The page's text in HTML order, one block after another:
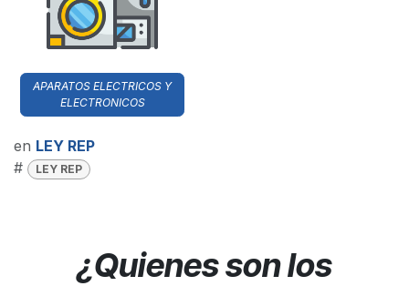
APARATOS ELECTRICOS Y
ELECTRONICOS
en LEY REP
#
LEY REP
¿Quienes son los